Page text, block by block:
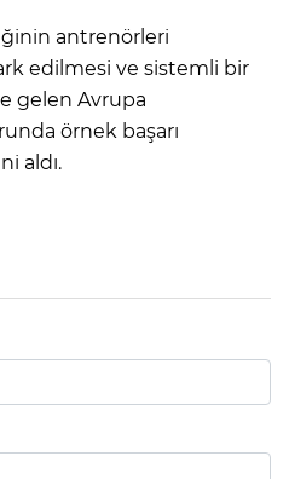
antrenörleri
edilmesi ve sistemli bir
gelen Avrupa
örnek başarı
aldı.